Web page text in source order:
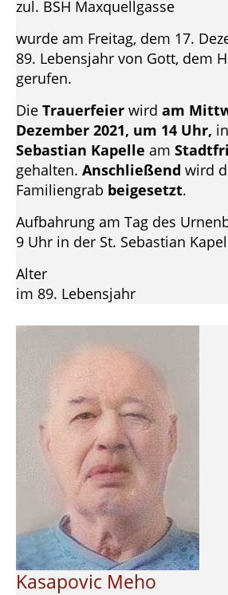
zul. BSH Maxquellgasse
wurde am Freitag, dem 17.
89. Lebensjahr von Gott, dem
gerufen.
Die Trauerfeier wird am
Dezember 2021, um 14 Uhr,
Sebastian Kapelle am
gehalten. Anschließend wird
Familiengrab beigesetzt.
Aufbahrung am Tag des
9 Uhr in der St. Sebastian
Alter
im 89. Lebensjahr
Kasapovic Meho